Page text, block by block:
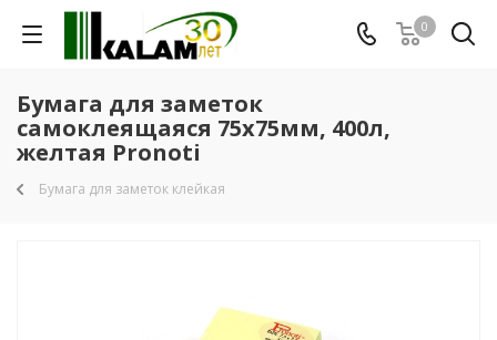
0
Бумага для заметок
самоклеящаяся 75х75мм, 400л,
желтая Pronoti
Бумага для заметок клейкая